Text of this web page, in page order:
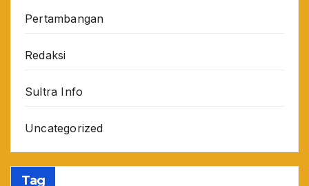
Pertambangan
Redaksi
Sultra Info
Uncategorized
Tag